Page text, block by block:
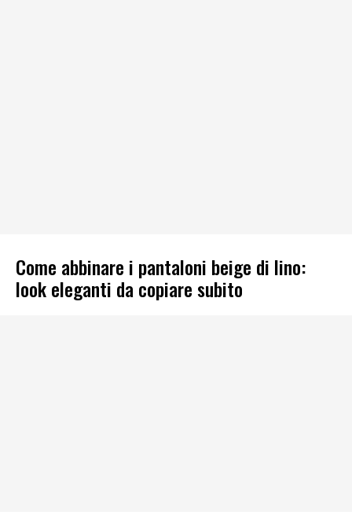
Come abbinare i pantaloni beige di lino:
look eleganti da copiare subito